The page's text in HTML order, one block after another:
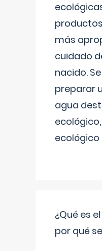
más
cuidado
nacido.
preparar
agua
ecológico
¿Qué es
por qué